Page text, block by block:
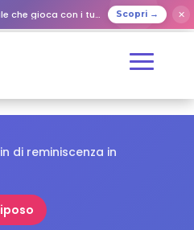
gioca con i tuoi cari Scopri → ✕
di reminiscenza in